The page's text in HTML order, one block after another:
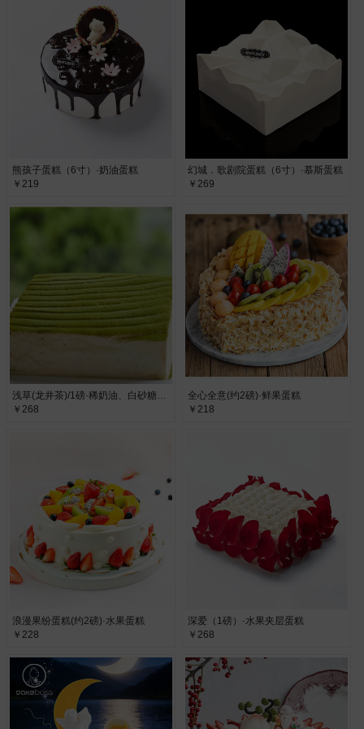
熊孩子蛋糕（6寸）·奶油蛋糕
￥219
幻城．歌剧院蛋糕（6寸）·慕斯蛋糕
￥269
浅草(龙井茶)/1磅·稀奶油、白砂糖、面粉
￥268
全心全意(约2磅)·鲜果蛋糕
￥218
浪漫果纷蛋糕(约2磅)·水果蛋糕
￥228
深爱（1磅）·水果夹层蛋糕
￥268